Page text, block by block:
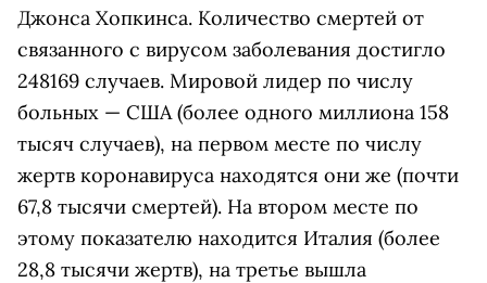
Джонса Хопкинса. Количество смертей от
связанного с вирусом заболевания достигло
248169 случаев. Мировой лидер по числу
больных — США (более одного миллиона 158
тысяч случаев), на первом месте по числу
жертв коронавируса находятся они же (почти
67,8 тысячи смертей). На втором месте по
этому показателю находится Италия (более
28,8 тысячи жертв), на третье вышла